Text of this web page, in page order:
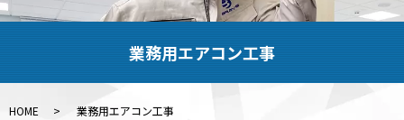
業務用エアコン工事
HOME 業務用エアコン工事